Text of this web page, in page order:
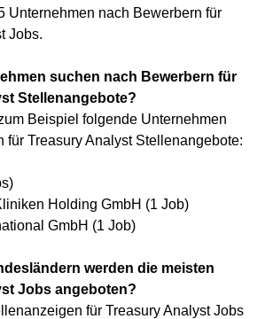
Unternehmen nach Bewerbern für
Jobs.
suchen nach Bewerbern für
Stellenangebote?
Beispiel folgende Unternehmen
für Treasury Analyst Stellenangebote:
Holding GmbH (1 Job)
GmbH (1 Job)
werden die meisten
Jobs angeboten?
für Treasury Analyst Jobs